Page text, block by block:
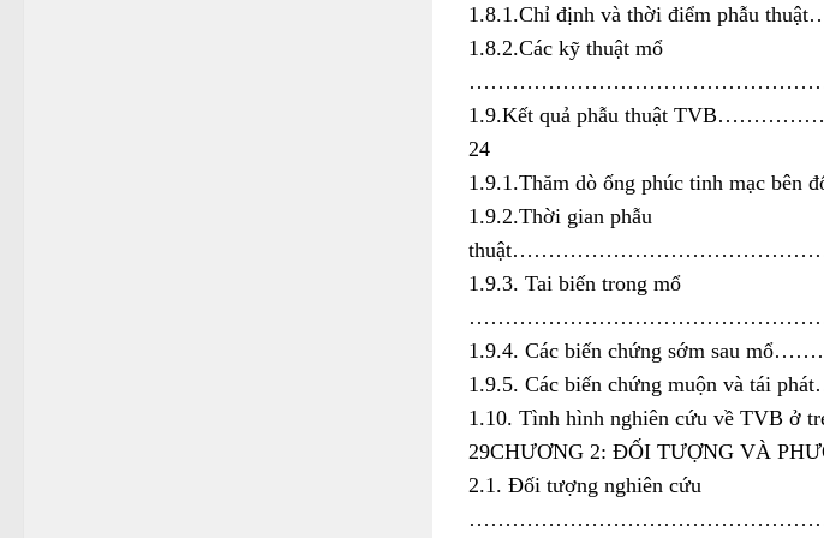
1.8.1.Chỉ định và thời điểm
1.8.2.Các kỹ thuật mổ
1.9.Kết quả phẫu thuật
24
1.9.1.Thăm dò ống phúc tinh
1.9.2.Thời gian phẫu
1.9.3. Tai biến trong mổ
1.9.4. Các biến chứng sớm
1.9.5. Các biến chứng muộn
1.10. Tình hình nghiên cứu về
29CHƯƠNG 2: ĐỐI TƯỢNG VÀ
2.1. Đối tượng nghiên cứu